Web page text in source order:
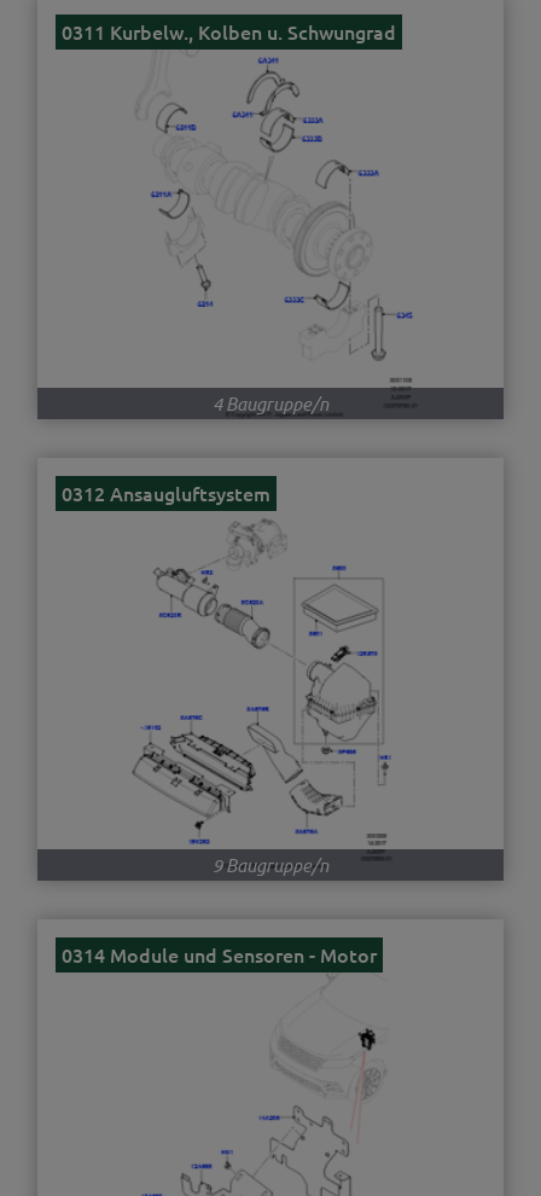
0311 Kurbelw., Kolben u. Schwungrad
4 Baugruppe/n
0312 Ansaugluftsystem
9 Baugruppe/n
0314 Module und Sensoren - Motor